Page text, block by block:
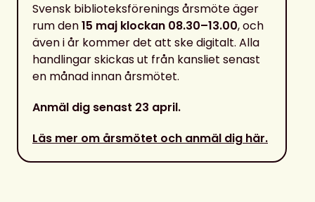
Svensk biblioteksförenings årsmöte äger
rum den15 maj klockan 08.30–13.00, och
även i år kommer det att ske digitalt. Alla
handlingar skickas ut från kansliet senast
en månad innan årsmötet.
Anmäl dig senast 23 april.
Läs mer om årsmötet och anmäl dig här.